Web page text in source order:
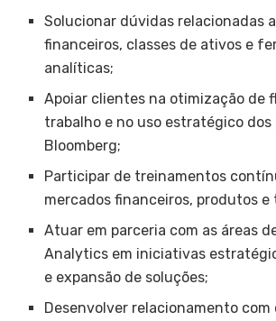
Solucionar dúvidas relacionadas
financeiros, classes de ativos e
analíticas;
Apoiar clientes na otimização de
trabalho e no uso estratégico
Bloomberg;
Participar de treinamentos
mercados financeiros, produtos e
Atuar em parceria com as áreas
Analytics em iniciativas
e expansão de soluções;
Desenvolver relacionamento com